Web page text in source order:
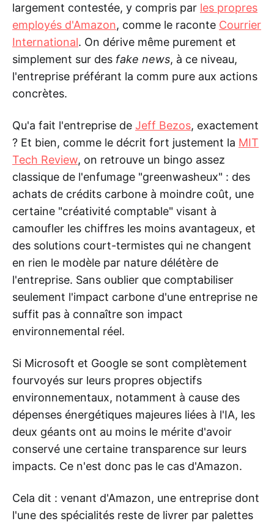
largement contestée, y compris par les propres
employés d'Amazon, comme le raconte Courrier
International. On dérive même purement et
simplement sur des fake news, à ce niveau,
l'entreprise préférant la comm pure aux actions
concrètes.
Qu'a fait l'entreprise de Jeff Bezos, exactement
? Et bien, comme le décrit fort justement la MIT
Tech Review, on retrouve un bingo assez
classique de l'enfumage "greenwasheux" : des
achats de crédits carbone à moindre coût, une
certaine "créativité comptable" visant à
camoufler les chiffres les moins avantageux, et
des solutions court-termistes qui ne changent
en rien le modèle par nature délétère de
l'entreprise. Sans oublier que comptabiliser
seulement l'impact carbone d'une entreprise ne
suffit pas à connaître son impact
environnemental réel.
Si Microsoft et Google se sont complètement
fourvoyés sur leurs propres objectifs
environnementaux, notamment à cause des
dépenses énergétiques majeures liées à l'IA, les
deux géants ont au moins le mérite d'avoir
conservé une certaine transparence sur leurs
impacts. Ce n'est donc pas le cas d'Amazon.
Cela dit : venant d'Amazon, une entreprise dont
l'une des spécialités reste de livrer par palettes